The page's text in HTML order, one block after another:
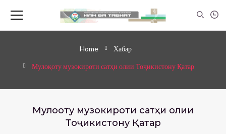
Home Хабар
Мулоқоту музокироти сатҳи олии Тоҷикистону Қатар
Мулоқоту музокироти сатҳи олии
Тоҷикистону Қатар